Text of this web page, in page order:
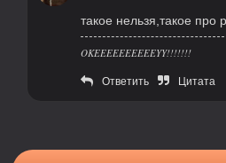
такое нельзя,такое про
OKEEEEEEEEEEYY!!!!!!!
Ответить Цитата